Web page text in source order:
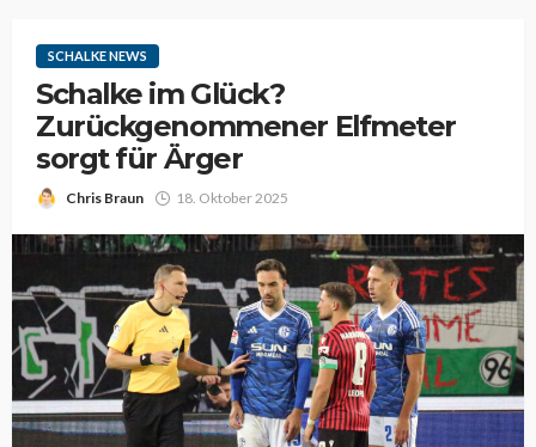
SCHALKE NEWS
Schalke im Glück?
Zurückgenommener Elfmeter
sorgt für Ärger
Chris Braun 18. Oktober 2025